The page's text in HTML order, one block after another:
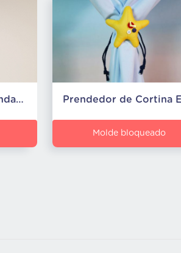
Enfeite de Porta - Panda no Balão
Molde bloqueado